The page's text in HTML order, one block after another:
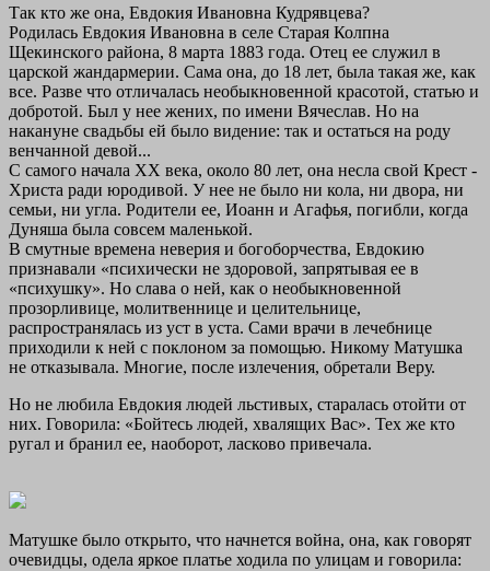
Так кто же она, Евдокия Ивановна Кудрявцева?
Родилась Евдокия Ивановна в селе Старая Колпна
Щекинского района, 8 марта 1883 года. Отец ее служил в
царской жандармерии. Сама она, до 18 лет, была такая же, как
все. Разве что отличалась необыкновенной красотой, статью и
добротой. Был у нее жених, по имени Вячеслав. Но на
накануне свадьбы ей было видение: так и остаться на роду
венчанной девой...
С самого начала XX века, около 80 лет, она несла свой Крест -
Христа ради юродивой. У нее не было ни кола, ни двора, ни
семьи, ни угла. Родители ее, Иоанн и Агафья, погибли, когда
Дуняша была совсем маленькой.
В смутные времена неверия и богоборчества, Евдокию
признавали «психически не здоровой, запрятывая ее в
«психушку». Но слава о ней, как о необыкновенной
прозорливице, молитвеннице и целительнице,
распространялась из уст в уста. Сами врачи в лечебнице
приходили к ней с поклоном за помощью. Никому Матушка
не отказывала. Многие, после излечения, обретали Веру.
Нo не любила Евдокия людей льстивых, старалась отойти от
них. Говорила: «Бойтесь людей, хвалящих Вас». Тех же кто
ругал и бранил ее, наоборот, ласково привечала.
Матушке было открыто, что начнется война, она, как говорят
очевидцы, одела яркое платье ходила по улицам и говорила: